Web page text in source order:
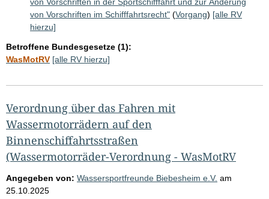
von Vorschriften im Schifffahrtsrecht" (Vorgang) [alle RV
hierzu]
Betroffene Bundesgesetze (1):
WasMotRV [alle RV hierzu]
Verordnung über das Fahren mit
Wassermotorrädern auf den
Binnenschiffahrtsstraßen
(Wassermotorräder-Verordnung - WasMotRV
Angegeben von: Wassersportfreunde Biebesheim e.V. am
25.10.2025